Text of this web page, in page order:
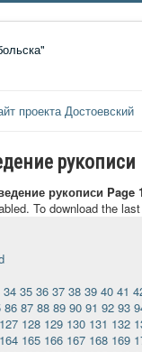
проекта Достоевский
рукописи
рукописи Page
To download the
34 35 36 37 38 39 40 41
86 87 88 89 90 91 92 93
127 128 129 130 131 132
164 165 166 167 168 169